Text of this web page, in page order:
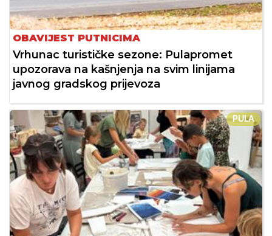
OBAVIJEST PUTNICIMA
Vrhunac turističke sezone: Pulapromet
upozorava na kašnjenja na svim linijama
javnog gradskog prijevoza
PULA